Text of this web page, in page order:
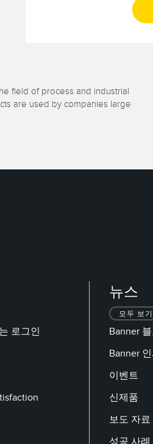
field of process and industrial
are used by companies large
로그인
뉴스
모두 보기
Banner
Banner
이벤트
신제품
보도 자료
성공 사례